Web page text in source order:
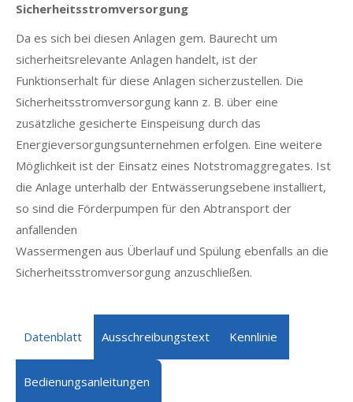
Sicherheitsstromversorgung
Da es sich bei diesen Anlagen gem. Baurecht um
sicherheitsrelevante Anlagen handelt, ist der
Funktionserhalt für diese Anlagen sicherzustellen. Die
Sicherheitsstromversorgung kann z. B. über eine
zusätzliche gesicherte Einspeisung durch das
Energieversorgungsunternehmen erfolgen. Eine weitere
Möglichkeit ist der Einsatz eines Notstromaggregates. Ist
die Anlage unterhalb der Entwässerungsebene installiert,
so sind die Förderpumpen für den Abtransport der
anfallenden
Wassermengen aus Überlauf und Spülung ebenfalls an die
Sicherheitsstromversorgung anzuschließen.
Datenblatt Ausschreibungstext Kennlinie
Bedienungsanleitungen